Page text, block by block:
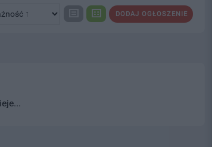
DODAJ OGŁOSZENIE